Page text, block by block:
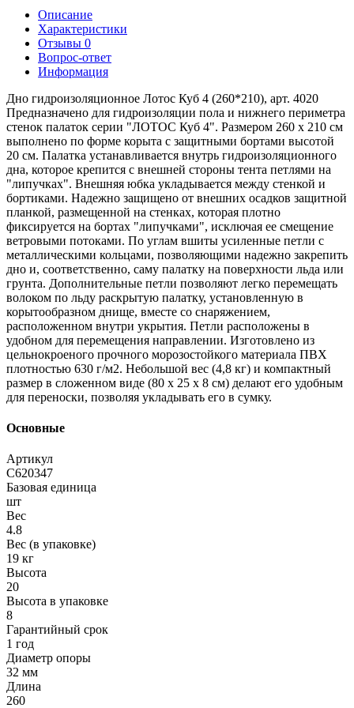
Описание
Характеристики
Отзывы 0
Вопрос-ответ
Информация
Дно гидроизоляционное Лотос Куб 4 (260*210), арт. 4020
Предназначено для гидроизоляции пола и нижнего периметра
стенок палаток серии "ЛОТОС Куб 4". Размером 260 х 210 см
выполнено по форме корыта с защитными бортами высотой
20 см. Палатка устанавливается внутрь гидроизоляционного
дна, которое крепится с внешней стороны тента петлями на
"липучках". Внешняя юбка укладывается между стенкой и
бортиками. Надежно защищено от внешних осадков защитной
планкой, размещенной на стенках, которая плотно
фиксируется на бортах "липучками", исключая ее смещение
ветровыми потоками. По углам вшиты усиленные петли с
металлическими кольцами, позволяющими надежно закрепить
дно и, соответственно, саму палатку на поверхности льда или
грунта. Дополнительные петли позволяют легко перемещать
волоком по льду раскрытую палатку, установленную в
корытообразном днище, вместе со снаряжением,
расположенном внутри укрытия. Петли расположены в
удобном для перемещения направлении. Изготовлено из
цельнокроеного прочного морозостойкого материала ПВХ
плотностью 630 г/м2. Небольшой вес (4,8 кг) и компактный
размер в сложенном виде (80 х 25 х 8 см) делают его удобным
для переноски, позволяя укладывать его в сумку.
Основные
Артикул
С620347
Базовая единица
шт
Вес
4.8
Вес (в упаковке)
19 кг
Высота
20
Высота в упаковке
8
Гарантийный срок
1 год
Диаметр опоры
32 мм
Длина
260